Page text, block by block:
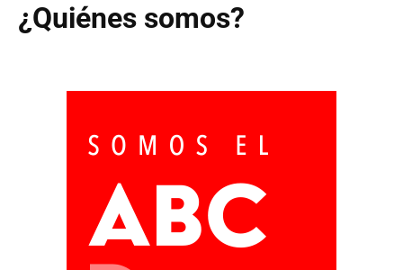
¿Quiénes somos?